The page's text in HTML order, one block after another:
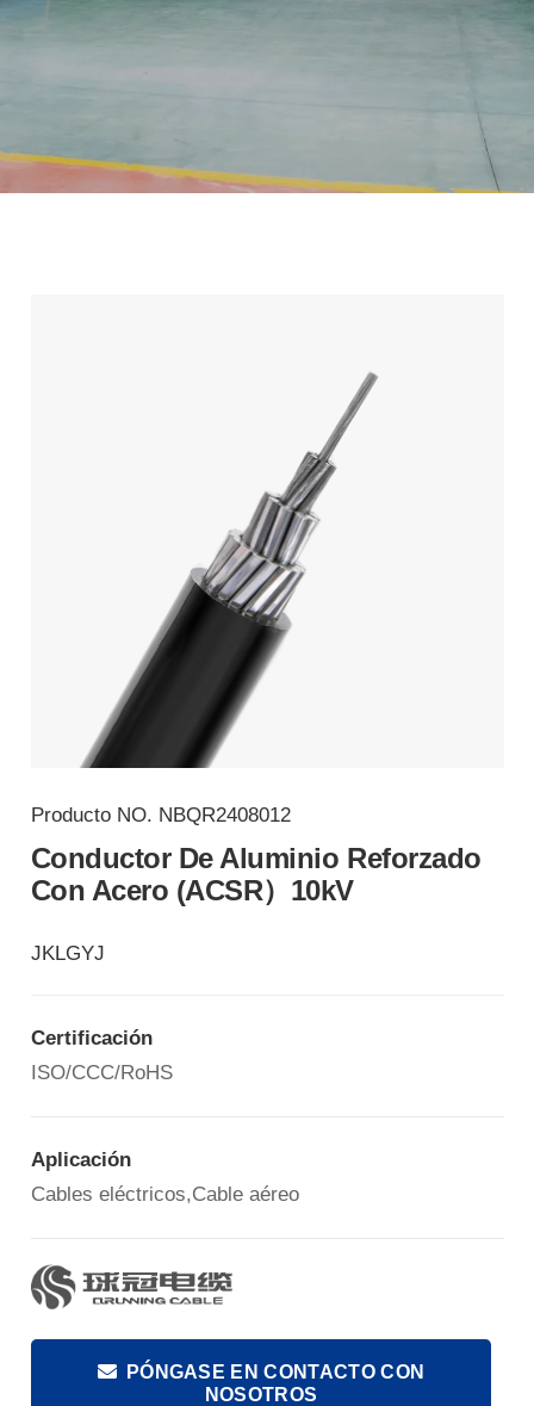
Producto NO. NBQR2408012
Conductor De Aluminio Reforzado
Con Acero (ACSR）10kV
JKLGYJ
Certificación
ISO/CCC/RoHS
Aplicación
Cables eléctricos,Cable aéreo
PÓNGASE EN CONTACTO CON
NOSOTROS